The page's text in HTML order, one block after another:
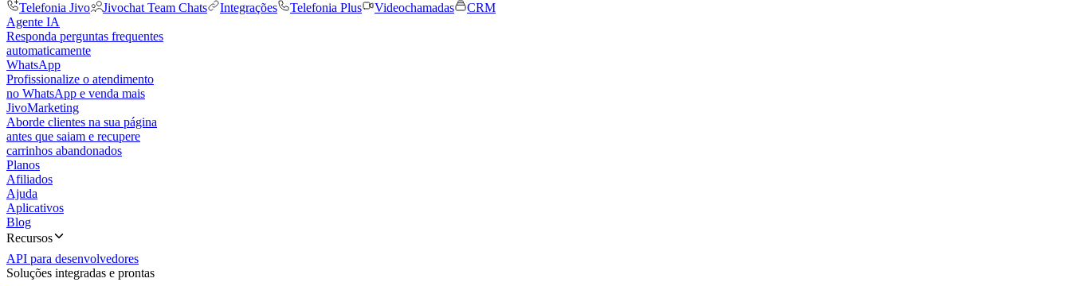
Telefonia Jivo
Jivochat Team Chats Integrações Telefonia Plus Videochamadas
CRM
Agente IA
Responda perguntas frequentes
automaticamente
WhatsApp
Profissionalize o atendimento
no WhatsApp e venda mais
JivoMarketing
Aborde clientes na sua página
antes que saiam e recupere
carrinhos abandonados
Planos
Afiliados
Ajuda
Aplicativos
Blog
Recursos
API para desenvolvedores
Soluções integradas e prontas